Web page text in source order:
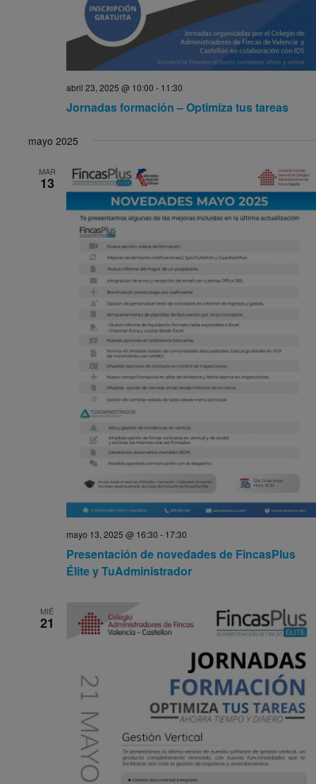
abril 23, 2025 @ 10:00 - 11:30
Jornadas formación – Optimiza tus tareas
mayo 2025
MAR
13
mayo 13, 2025 @ 16:30 - 17:30
Presentación de novedades de FincasPlus
Élite y TuAdministrador
MIÉ
21